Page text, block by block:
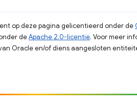
op deze pagina gelicentieerd onder de
deApache 2.0-licentie. Voor meer
Oracle en/of diens aangesloten